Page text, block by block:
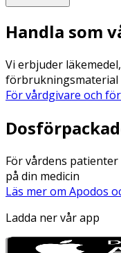
Handla som
Vi erbjuder
förbrukningsmaterial
För vårdgivare och
För vårdens
på din medicin
Läs mer om Apodos
Ladda ner vår app